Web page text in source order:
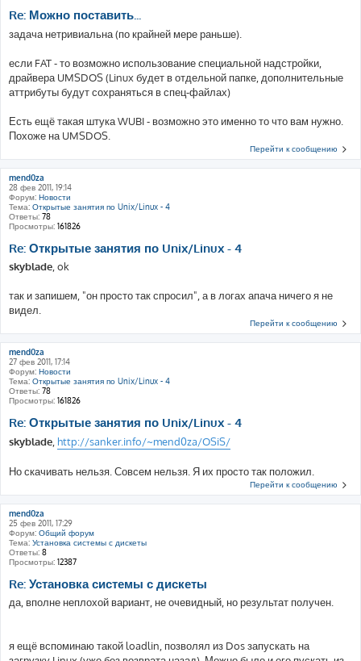
Re: Можно поставить...
задача нетривиальна (по крайней мере раньше).
если FAT - то возможно использование специальной надстройки,
драйвера UMSDOS (Linux будет в отдельной папке, дополнительные
аттрибуты будут сохраняться в спец-файлах)
Есть ещё такая штука WUBI - возможно это именно то что вам нужно.
Похоже на UMSDOS.
Перейти к сообщению
mend0za
28 фев 2011, 19:14
Форум: Новости
Тема: Открытые занятия по Unix/Linux - 4
Ответы: 78
Просмотры: 161826
Re: Открытые занятия по Unix/Linux - 4
skyblade , ok
так и запишем, "он просто так спросил", а в логах апача ничего я не
видел.
Перейти к сообщению
mend0za
27 фев 2011, 17:14
Форум: Новости
Тема: Открытые занятия по Unix/Linux - 4
Ответы: 78
Просмотры: 161826
Re: Открытые занятия по Unix/Linux - 4
skyblade http://sanker.info/~mend0za/OSiS/
Но скачивать нельзя. Совсем нельзя. Я их просто так положил.
Перейти к сообщению
mend0za
25 фев 2011, 17:29
Форум: Общий форум
Тема: Установка системы с дискеты
Ответы: 8
Просмотры: 12387
Re: Установка системы с дискеты
да, вполне неплохой вариант, не очевидный, но результат получен.
я ещё вспоминаю такой loadlin, позволял из Dos запускать на